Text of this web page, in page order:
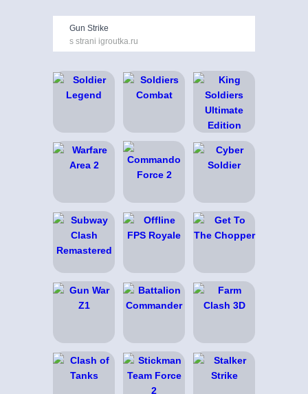
Gun Strike
s strani igroutka.ru